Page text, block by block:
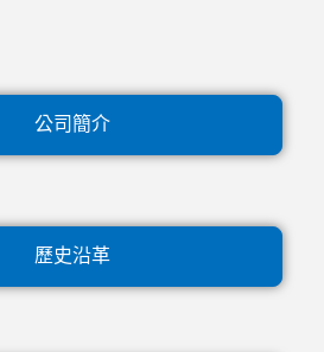
公司簡介
歷史沿革